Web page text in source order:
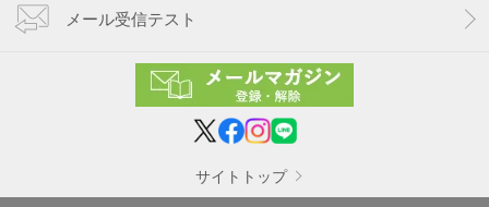
メール受信テスト
サイトトップ